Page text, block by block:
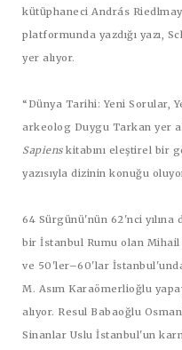
kütüphaneci András
platformunda yazdığı yazı,
yer alıyor.
“Dünya Tarihi: Yeni Sorular,
arkeolog Duygu Tarkan yer
Sapienskitabını eleştirel bir
yazısıyla dizinin konuğu
64 Sürgünü'nün 62'nci yılına
bir İstanbul Rumu olan Mihail
ve 50'ler–60'lar
M. Asım Karaömerlioğlu
alıyor. Resul Babaoğlu
Sinanlar Uslu İstanbul'un